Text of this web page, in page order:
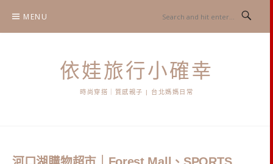
content
MENU
依娃旅行小確幸
時尚穿搭｜質感親子 | 台北媽媽日常